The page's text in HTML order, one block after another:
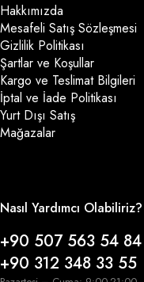
Hakkımızda
Mesafeli Satış Sözleşmesi
Gizlilik Politikası
Şartlar ve Koşullar
Kargo ve Teslimat Bilgileri
İptal ve İade Politikası
Yurt Dışı Satış
Mağazalar
Nasıl Yardımcı Olabiliriz?
+90 507 563 54 84
+90 312 348 33 55